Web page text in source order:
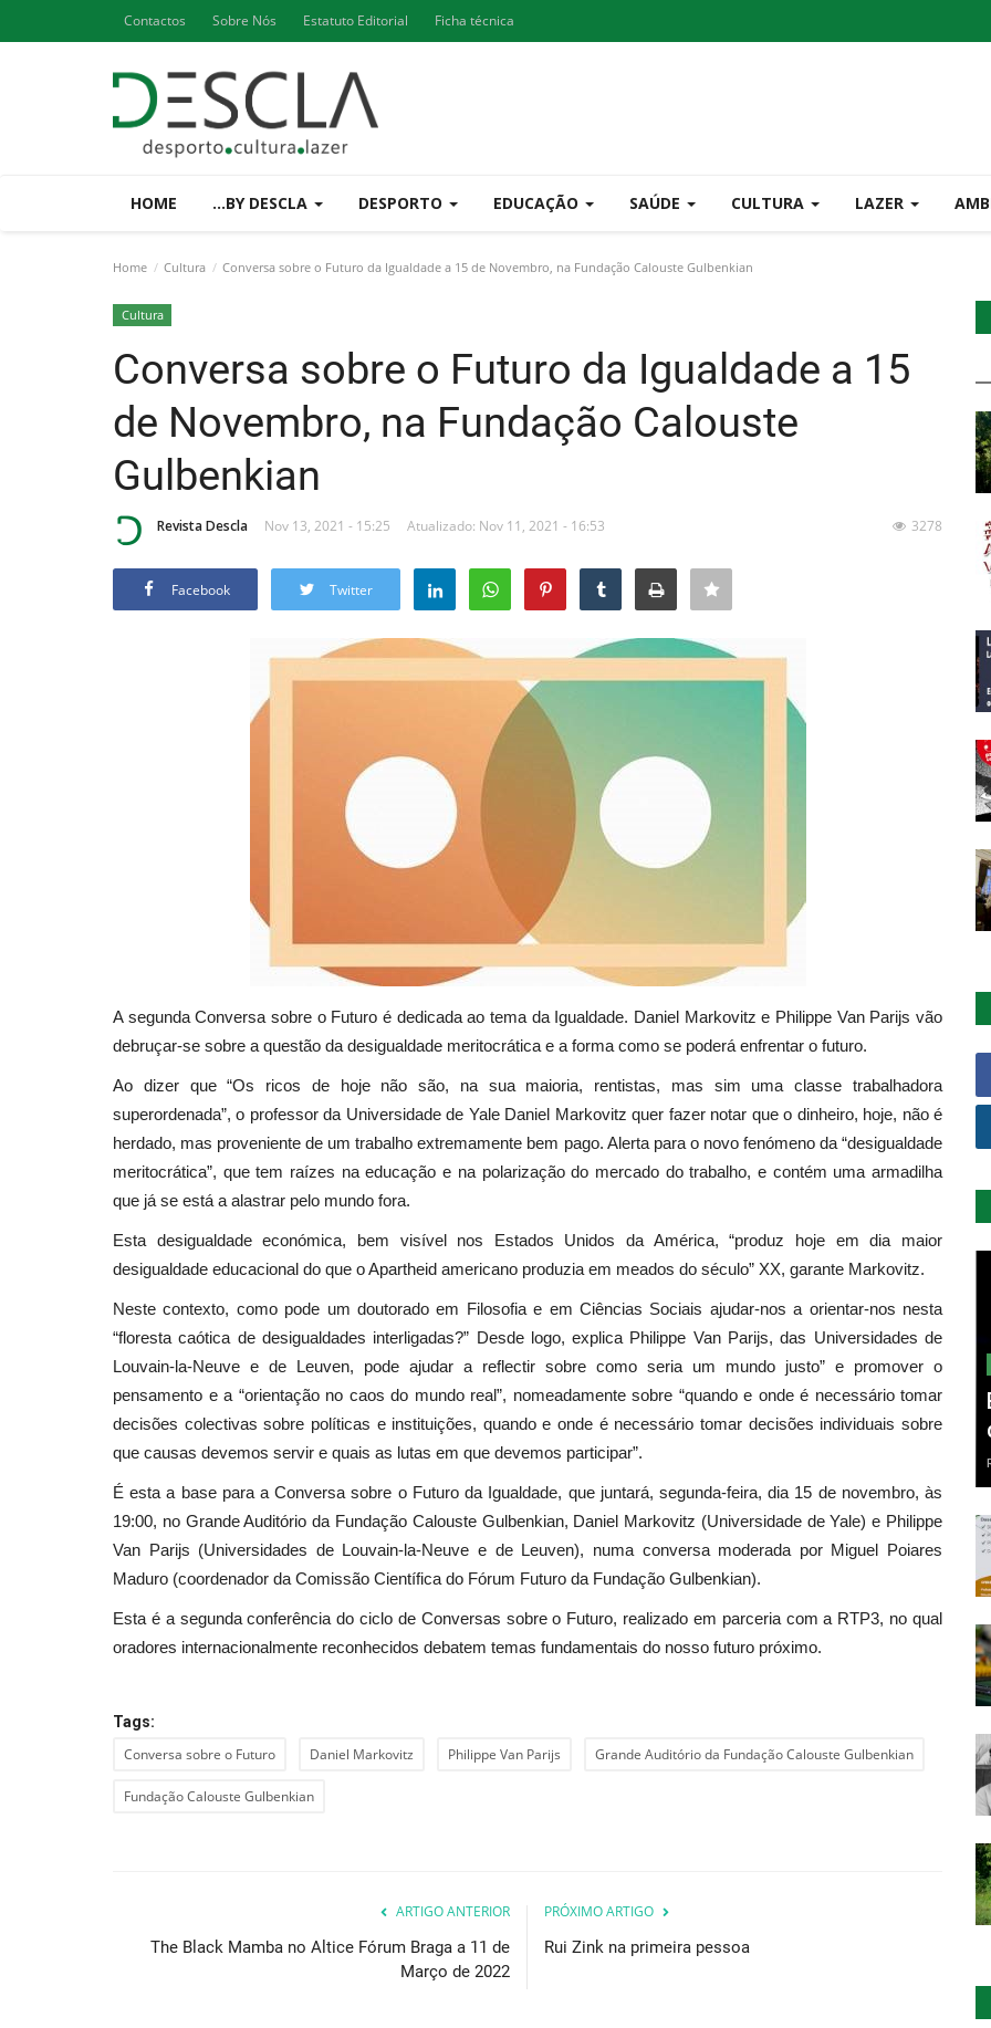
Contactos Sobre Nós Estatuto Editorial Ficha técnica
HOME ...BY DESCLA DESPORTO EDUCAÇÃO SAÚDE CULTURA LAZER
Home Cultura Conversa sobre o Futuro da Igualdade a 15 de Novembro, na Fundação Calouste Gulbenkian
Cultura
Conversa sobre o Futuro da Igualdade a 15
de Novembro, na Fundação Calouste
Gulbenkian
Revista Descla Nov 13, 2021 - 15:25 Atualizado: Nov 11, 2021 - 16:53 3278
Facebook Twitter
A segunda Conversa sobre o Futuro é dedicada ao tema da Igualdade. Daniel Markovitz e Philippe Van Parijs vão
debruçar-se sobre a questão da desigualdade meritocrática e a forma como se poderá enfrentar o futuro.
Ao dizer que “Os ricos de hoje não são, na sua maioria, rentistas, mas sim uma classe trabalhadora
superordenada”, o professor da Universidade de Yale Daniel Markovitz quer fazer notar que o dinheiro, hoje, não é
herdado, mas proveniente de um trabalho extremamente bem pago. Alerta para o novo fenómeno da “desigualdade
meritocrática”, que tem raízes na educação e na polarização do mercado do trabalho, e contém uma armadilha
que já se está a alastrar pelo mundo fora.
Esta desigualdade económica, bem visível nos Estados Unidos da América, “produz hoje em dia maior
desigualdade educacional do que o Apartheid americano produzia em meados do século” XX, garante Markovitz.
Neste contexto, como pode um doutorado em Filosofia e em Ciências Sociais ajudar-nos a orientar-nos nesta
“floresta caótica de desigualdades interligadas?” Desde logo, explica Philippe Van Parijs, das Universidades de
Louvain-la-Neuve e de Leuven, pode ajudar a reflectir sobre como seria um mundo justo” e promover o
pensamento e a “orientação no caos do mundo real”, nomeadamente sobre “quando e onde é necessário tomar
decisões colectivas sobre políticas e instituições, quando e onde é necessário tomar decisões individuais sobre
que causas devemos servir e quais as lutas em que devemos participar”.
É esta a base para a Conversa sobre o Futuro da Igualdade, que juntará, segunda-feira, dia 15 de novembro, às
19:00, no Grande Auditório da Fundação Calouste Gulbenkian, Daniel Markovitz (Universidade de Yale) e Philippe
Van Parijs (Universidades de Louvain-la-Neuve e de Leuven), numa conversa moderada por Miguel Poiares
Maduro (coordenador da Comissão Científica do Fórum Futuro da Fundação Gulbenkian).
Esta é a segunda conferência do ciclo de Conversas sobre o Futuro, realizado em parceria com a RTP3, no qual
oradores internacionalmente reconhecidos debatem temas fundamentais do nosso futuro próximo.
Tags:
Conversa sobre o Futuro Daniel Markovitz Philippe Van Parijs Grande Auditório da Fundação Calouste Gulbenkian
Fundação Calouste Gulbenkian
ARTIGO ANTERIOR
The Black Mamba no Altice Fórum Braga a 11 de
Março de 2022
PRÓXIMO ARTIGO
Rui Zink na primeira pessoa